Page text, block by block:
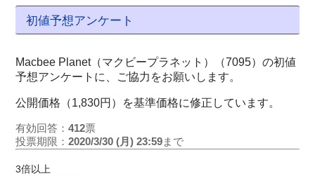
初値予想アンケート
Macbee Planet（マクビープラネット）（7095）の初値
予想アンケートに、ご協力をお願いします。
公開価格（1,830円）を基準価格に修正しています。
有効回答： 412票
投票期限： 2020/3/30 (月) 23:59まで
3倍以上